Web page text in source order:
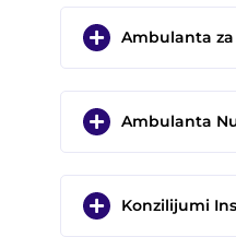
Ambulanta
Ambulanta
Konzilijumi